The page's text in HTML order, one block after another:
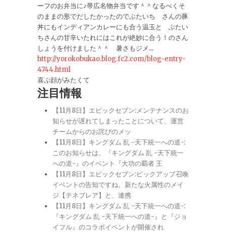
ーフのお弁当に♪帯広名物弁当です＾＾なるべくそ
のままの形でだしたかったのでぶたいち さんの豚
丼にもインディアンカレーにも合う温玉と ぶたい
ちさんの甘辛いたれにはこれが絶妙に合う！のさん
しょうを付けました＾＾ 暑さもジメ...
http://yorokobukao.blog.fc2.com/blog-entry-
4744.html
喜ぶ顔がみたくて
注目情報
【11月8日】エピックセブン:メンテナンスのお
知らせが遅れてしまったことについて、運営
チームからのお詫びのメッ
【11月8日】キングダム 乱 -天下統一への道-:
このお知らせは、『キングダム 乱 -天下統一
への道-』のイベント『大功の覇者 王
【11月8日】エピックセブン:ピックアップ召喚
イベントの告知ですね。新たな火属性のメイ
ジ【テネブレア】と、連携
【11月8日】キングダム 乱 -天下統一への道-:
『キングダム 乱 -天下統一への道-』と『ジョ
イフル』のコラボイベントが開催され